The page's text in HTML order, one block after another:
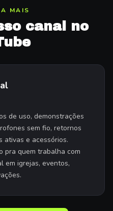
MAIS
canal no
de uso, demonstrações
sem fio, retornos
ativas e acessórios.
pra quem trabalha com
em igrejas, eventos,